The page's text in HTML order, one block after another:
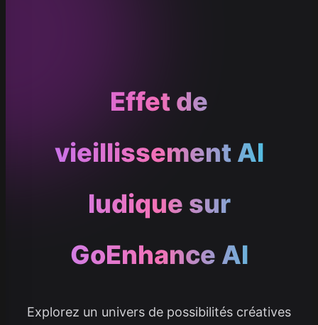
Effet de
vieillissement AI
ludique sur
GoEnhance AI
Explorez un univers de possibilités créatives